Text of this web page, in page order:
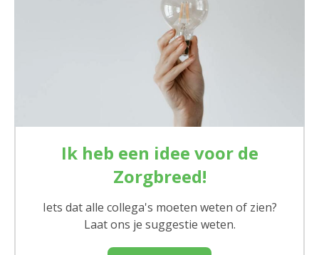
Ik heb een idee voor de
Zorgbreed!
Iets dat alle collega's moeten weten of zien?
Laat ons je suggestie weten.